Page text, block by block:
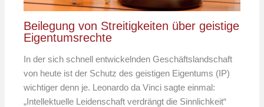
Beilegung von Streitigkeiten über geistige
Eigentumsrechte
In der sich schnell entwickelnden Geschäftslandschaft
von heute ist der Schutz des geistigen Eigentums (IP)
wichtiger denn je. Leonardo da Vinci sagte einmal:
„Intellektuelle Leidenschaft verdrängt die Sinnlichkeit“